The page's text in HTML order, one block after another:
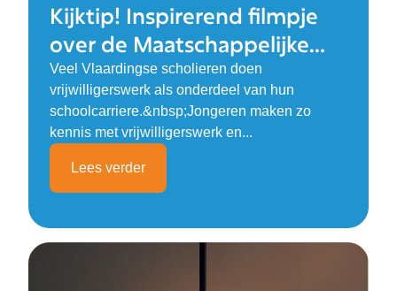
Kijktip! Inspirerend filmpje
over de Maatschappelijke
stage
Veel Vlaardingse scholieren doen
vrijwilligerswerk als onderdeel van hun
schoolcarriere.&nbsp;Jongeren maken zo
kennis met vrijwilligerswerk en...
Lees verder